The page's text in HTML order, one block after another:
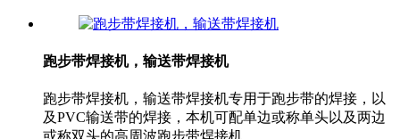
跑步带焊接机，输送带焊接机
跑步带焊接机，输送带焊接机专用于跑步带的焊接，以
及PVC输送带的焊接，本机可配单边或称单头以及两边